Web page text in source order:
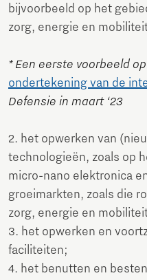
bijvoorbeeld op het
zorg, energie en
* Een eerste voorbeeld
ondertekening van de
Defensie in maart ‘23
2. het opwerken van
technologieën, zoals op
micro-nano elektronica
groeimarkten, zoals die
zorg, energie en
3. het opwerken en
faciliteiten;
4. het benutten en